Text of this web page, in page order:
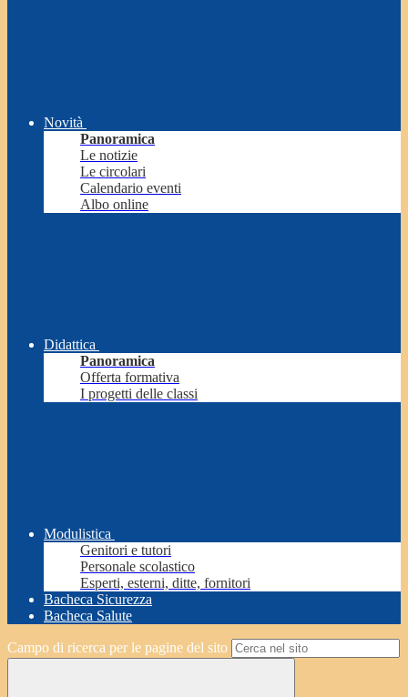
Novità
Panoramica
Le notizie
Le circolari
Calendario eventi
Albo online
Didattica
Panoramica
Offerta formativa
I progetti delle classi
Modulistica
Genitori e tutori
Personale scolastico
Esperti, esterni, ditte, fornitori
Bacheca Sicurezza
Bacheca Salute
Campo di ricerca per le pagine del sito